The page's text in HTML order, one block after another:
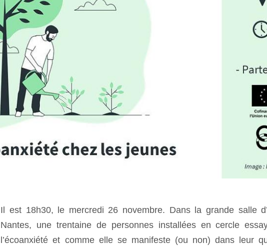
Il est 18h30, le mercredi 26 novembre. Dans la grande salle
Nantes, une trentaine de personnes installées en cercle
l’écoanxiété et comme elle se manifeste (ou non) dans leur